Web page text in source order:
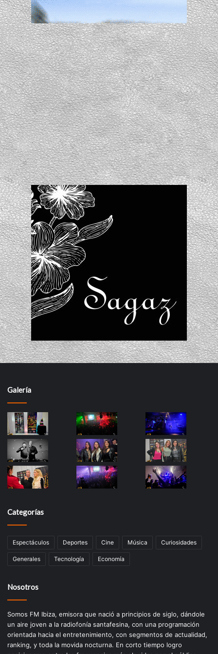
Galería
Categorías
Espectáculos Deportes Cine Música Curiosidades
Generales Tecnología Economía
Nosotros
Somos FM Ibiza, emisora que nació a principios de siglo, dándole
un aire joven a la radiofonía santafesina, con una programación
orientada hacia el entretenimiento, con segmentos de actualidad,
ranking, y toda la movida nocturna. En corto tiempo logro